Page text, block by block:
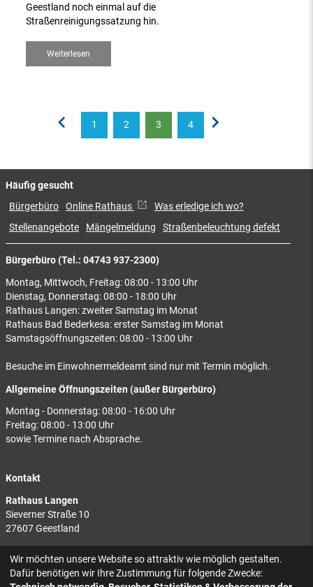
Geestland noch einmal auf die
Straßenreinigungssatzung hin.
Weiterlesen
1 2 3 4
Bürgerbüro (Tel.: 04743 937-2300)
Montag, Mittwoch, Freitag: 08:00 - 13:00 Uhr
Dienstag, Donnerstag: 08:00 - 18:00 Uhr
Rathaus Langen: zweiter Samstag im Monat
Rathaus Bad Bederkesa: erster Samstag im Monat
Samstagsöffnungszeiten: 08:00 - 13:00 Uhr
Besuche im Einwohnermeldeamt sind nur mit Termin möglich.
Allgemeine Öffnungszeiten (außer Bürgerbüro)
Montag - Donnerstag: 08:00 - 16:00 Uhr
Freitag: 08:00 - 13:00 Uhr
sowie Termine nach Absprache.
Kontakt
Rathaus Langen
Sieverner Straße 10
27607 Geestland
Rathaus Bad Bederkesa
Am Markt 8
27624 Geestland
Häufig gesucht
Bürgerbüro Online Rathaus
Was erledige ich wo?
Stellenangebote
Mängelmeldung Straßenbeleuchtung defekt
Wir möchten unsere Website so attraktiv wie möglich gestalten.
Dafür benötigen wir Ihre Zustimmung für folgende Zwecke: